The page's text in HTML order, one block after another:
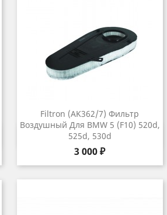
Filtron (AK362/7) Фильтр
Воздушный Для BMW 5 (F10) 520d,
525d, 530d
Цена
3 000 ₽
Быстрый просмотр